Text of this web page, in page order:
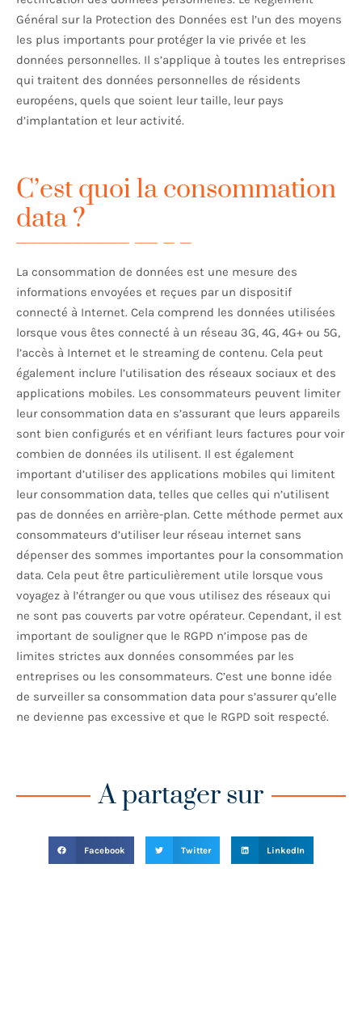
Général sur la Protection des Données est l’un des moyens
les plus importants pour protéger la vie privée et les
données personnelles. Il s’applique à toutes les entreprises
qui traitent des données personnelles de résidents
européens, quels que soient leur taille, leur pays
d’implantation et leur activité.
C’est quoi la consommation
data ?
La consommation de données est une mesure des
informations envoyées et reçues par un dispositif
connecté à Internet. Cela comprend les données utilisées
lorsque vous êtes connecté à un réseau 3G, 4G, 4G+ ou 5G,
l’accès à Internet et le streaming de contenu. Cela peut
également inclure l’utilisation des réseaux sociaux et des
applications mobiles. Les consommateurs peuvent limiter
leur consommation data en s’assurant que leurs appareils
sont bien configurés et en vérifiant leurs factures pour voir
combien de données ils utilisent. Il est également
important d’utiliser des applications mobiles qui limitent
leur consommation data, telles que celles qui n’utilisent
pas de données en arrière-plan. Cette méthode permet aux
consommateurs d’utiliser leur réseau internet sans
dépenser des sommes importantes pour la consommation
data. Cela peut être particulièrement utile lorsque vous
voyagez à l’étranger ou que vous utilisez des réseaux qui
ne sont pas couverts par votre opérateur. Cependant, il est
important de souligner que le RGPD n’impose pas de
limites strictes aux données consommées par les
entreprises ou les consommateurs. C’est une bonne idée
de surveiller sa consommation data pour s’assurer qu’elle
ne devienne pas excessive et que le RGPD soit respecté.
A partager sur
Facebook Twitter LinkedIn